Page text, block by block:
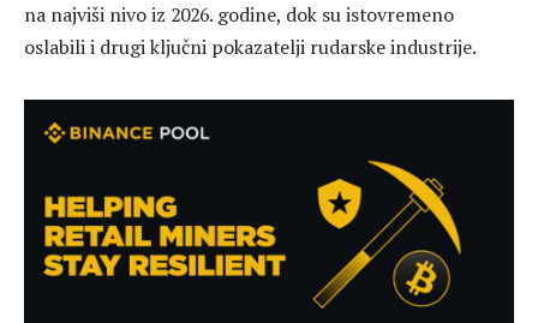
na najviši nivo iz 2026. godine, dok su istovremeno
oslabili i drugi ključni pokazatelji rudarske industrije.